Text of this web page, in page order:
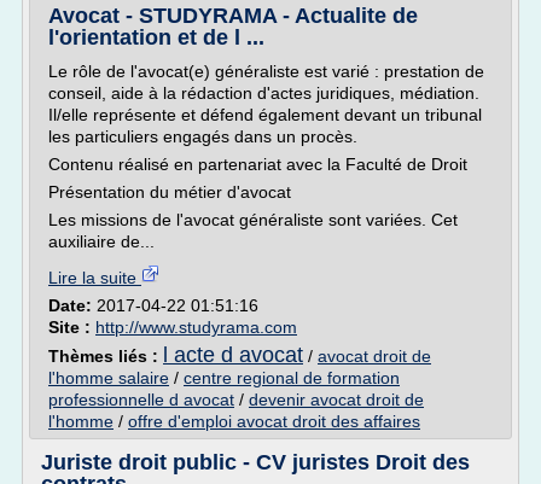
Avocat - STUDYRAMA - Actualite de
l'orientation et de l ...
Le rôle de l'avocat(e) généraliste est varié : prestation de
conseil, aide à la rédaction d'actes juridiques, médiation.
Il/elle représente et défend également devant un tribunal
les particuliers engagés dans un procès.
Contenu réalisé en partenariat avec la Faculté de Droit
Présentation du métier d'avocat
Les missions de l'avocat généraliste sont variées. Cet
auxiliaire de...
Lire la suite
Date: 2017-04-22 01:51:16
Site : http://www.studyrama.com
Thèmes liés :
l acte d avocat / avocat droit de
l'homme salaire / centre regional de formation
professionnelle d avocat / devenir avocat droit de
l'homme / offre d'emploi avocat droit des affaires
Juriste droit public - CV juristes Droit des